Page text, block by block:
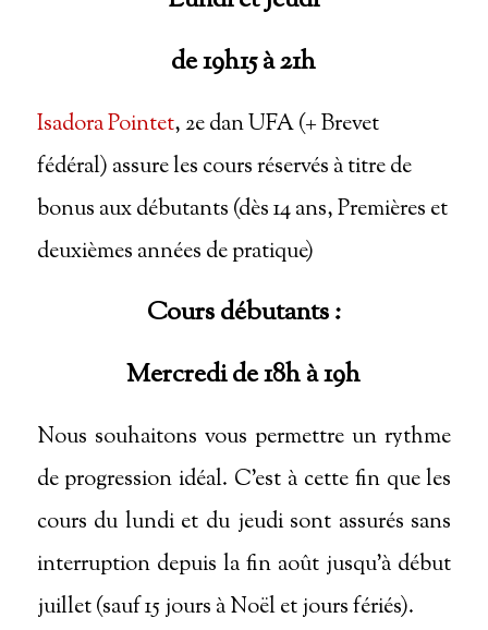
de 19h15 à 21h
Isadora Pointet, 2e dan UFA (+ Brevet
fédéral) assure les cours réservés à titre de
bonus aux débutants (dès 14 ans, Premières et
deuxièmes années de pratique)
Cours débutants :
Mercredi de 18h à 19h
Nous souhaitons vous permettre un rythme
de progression idéal. C’est à cette fin que les
cours du lundi et du jeudi sont assurés sans
interruption depuis la fin août jusqu’à début
juillet (sauf 15 jours à Noël et jours fériés).